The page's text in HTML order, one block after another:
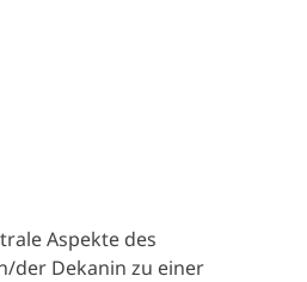
Aspekte des
der Dekanin zu einer